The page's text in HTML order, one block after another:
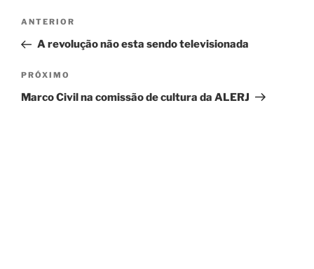
Navegação
Post
Post
anterior
ANTERIOR
A revolução não esta sendo televisionada
Próximo
post
PRÓXIMO
Marco Civil na comissão de cultura da ALERJ